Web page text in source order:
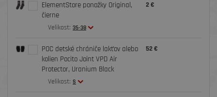
ElementStore ponožky Original,
čierne
Velikost: 35-38
2 €
POC detské chrániče lakťov alebo
kolien Pocito Joint VPD Air
Protector, Uranium Black
Velikost: S
52 €